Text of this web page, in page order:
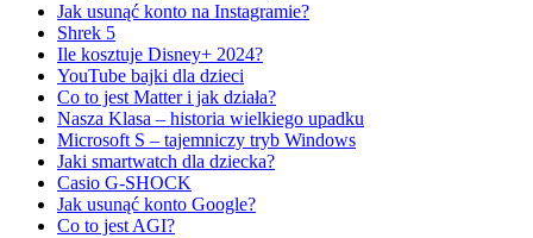
Jak usunąć konto na Instagramie?
Shrek 5
Ile kosztuje Disney+ 2024?
YouTube bajki dla dzieci
Co to jest Matter i jak działa?
Nasza Klasa – historia wielkiego upadku
Microsoft S – tajemniczy tryb Windows
Jaki smartwatch dla dziecka?
Casio G-SHOCK
Jak usunąć konto Google?
Co to jest AGI?